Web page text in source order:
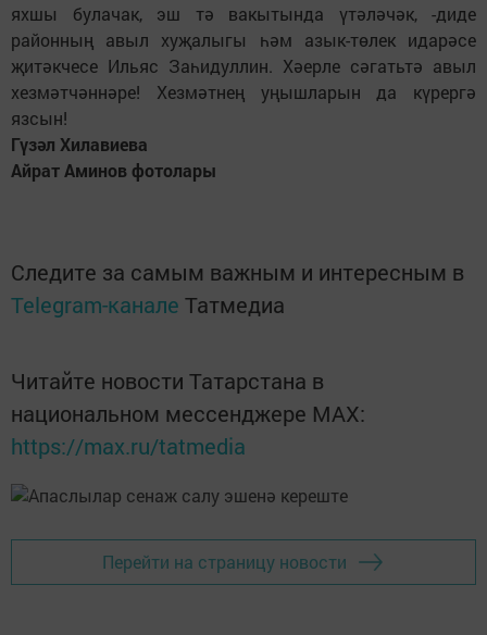
яхшы булачак, эш тә вакытында үтәләчәк, -диде
районның авыл хуҗалыгы һәм азык-төлек идарәсе
җитәкчесе Ильяс Заһидуллин. Хәерле сәгатьтә авыл
хезмәтчәннәре! Хезмәтнең уңышларын да күрергә
язсын!
Гүзәл Хилавиева
Айрат Аминов фотолары
Следите за самым важным и интересным в
Telegram-канале Татмедиа
Читайте новости Татарстана в
национальном мессенджере MАХ:
https://max.ru/tatmedia
Перейти на страницу новости